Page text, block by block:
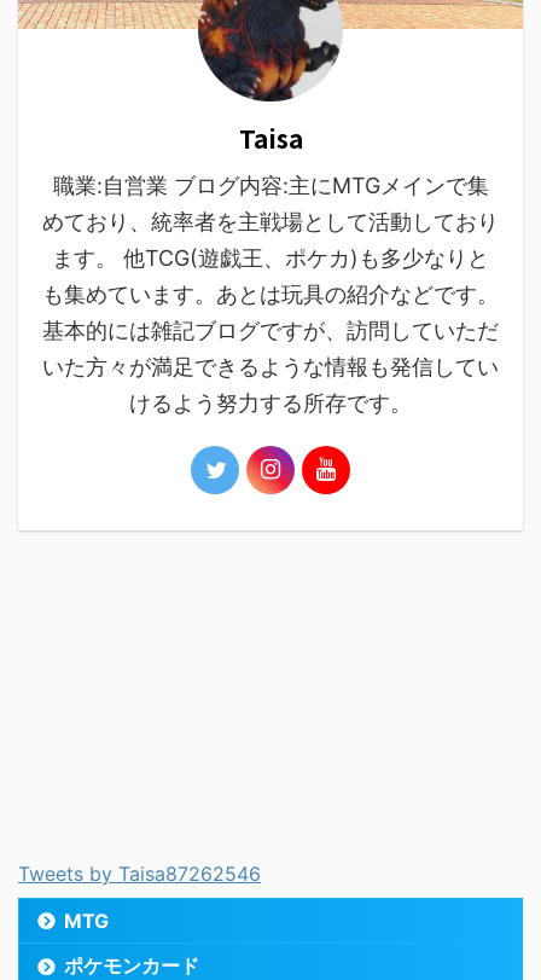
Taisa
職業:自営業 ブログ内容:主にMTGメインで集
めており、統率者を主戦場として活動しており
ます。 他TCG(遊戯王、ポケカ)も多少なりと
も集めています。あとは玩具の紹介などです。
基本的には雑記ブログですが、訪問していただ
いた方々が満足できるような情報も発信してい
けるよう努力する所存です。
Tweets by Taisa87262546
MTG
ポケモンカード